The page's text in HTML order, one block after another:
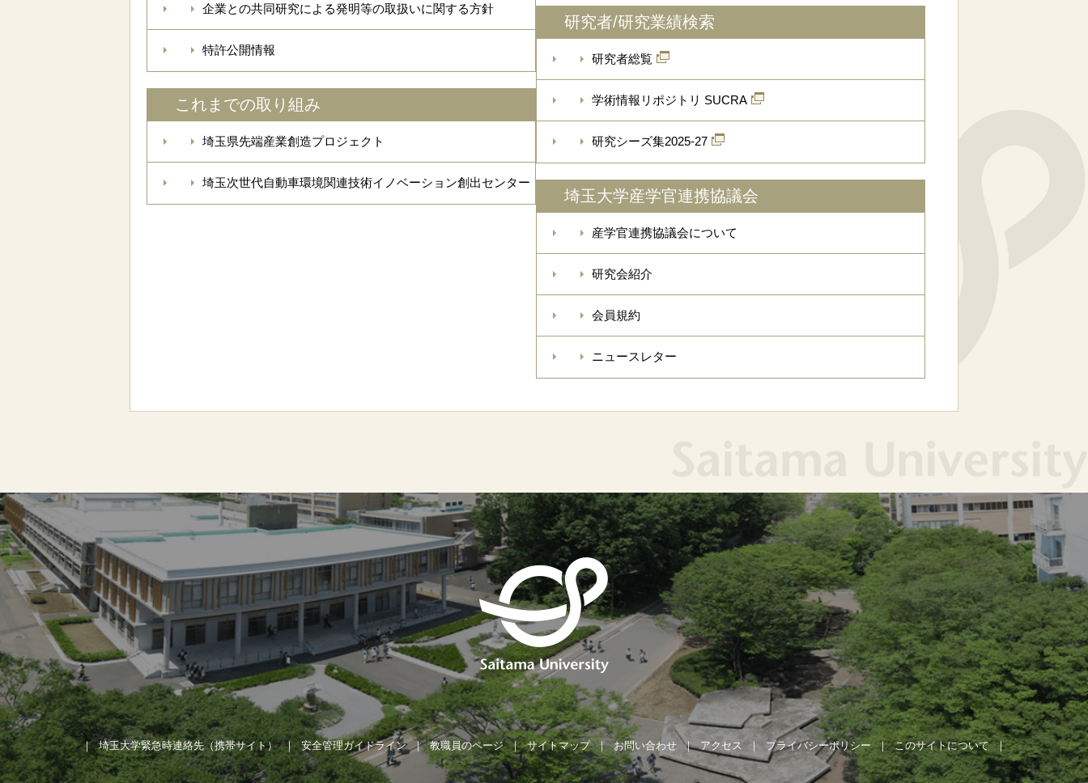
企業との共同研究による発明等の取扱いに関する方針
特許公開情報
これまでの取り組み
埼玉県先端産業創造プロジェクト
埼玉次世代自動車環境関連技術イノベーション創出センター
研究者/研究業績検索
研究者総覧
学術情報リポジトリ SUCRA
研究シーズ集2025-27
埼玉大学産学官連携協議会
産学官連携協議会について
研究会紹介
会員規約
ニュースレター
埼玉大学緊急時連絡先（携帯サイト） 安全管理ガイドライン 教職員のページ サイトマップ お問い合わせ アクセス プライバシーポリシー このサイトについて